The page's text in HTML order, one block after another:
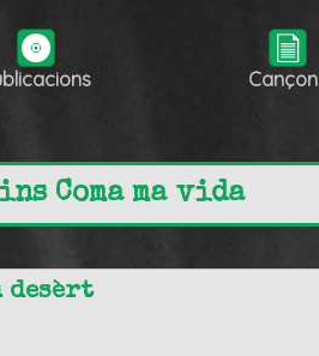
Coma ma vida
desèrt